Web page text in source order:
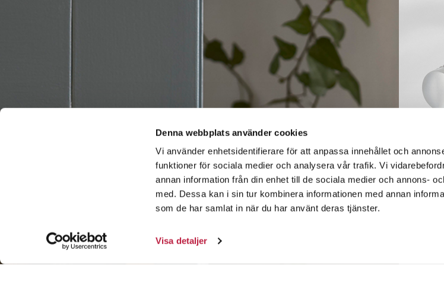
Denna webbplats använder cookies
Vi använder enhetsidentifierare för att anpassa innehållet och
funktioner för sociala medier och analysera vår trafik. Vi
annan information från din enhet till de sociala medier och annons-
med. Dessa kan i sin tur kombinera informationen med annan
som de har samlat in när du har använt deras tjänster.
Visa detaljer